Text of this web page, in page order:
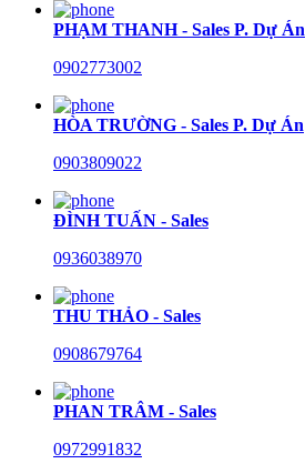
PHẠM THANH - Sales P. Dự Án
0902773002
HÒA TRƯỜNG - Sales P. Dự Án
0903809022
ĐÌNH TUẤN - Sales
0936038970
THU THẢO - Sales
0908679764
PHAN TRÂM - Sales
0972991832